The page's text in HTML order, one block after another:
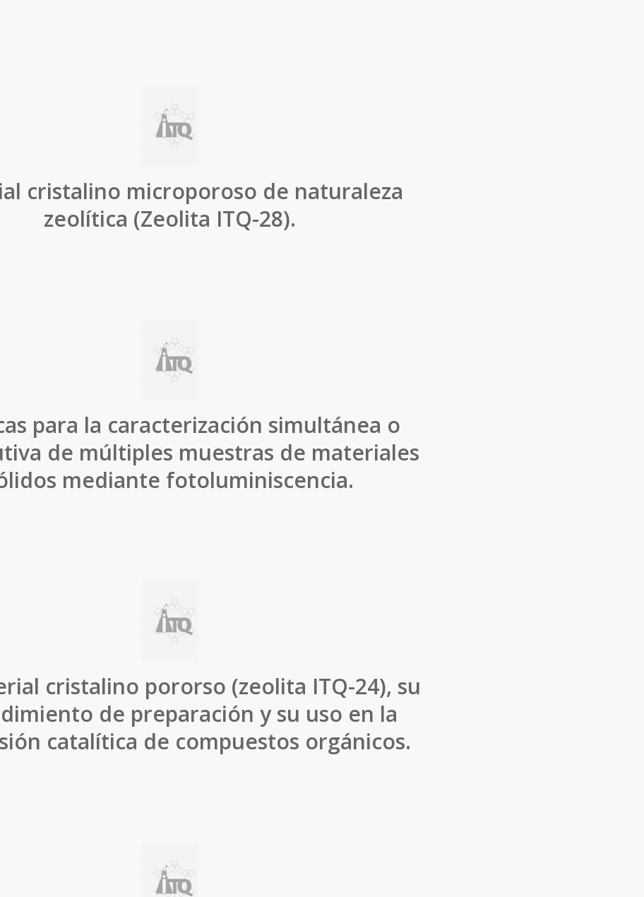
cristalino microporoso de naturaleza
zeolítica (Zeolita ITQ-28).
para la caracterización simultánea o
de múltiples muestras de materiales
mediante fotoluminiscencia.
cristalino pororso (zeolita ITQ-24), su
de preparación y su uso en la
catalítica de compuestos orgánicos.